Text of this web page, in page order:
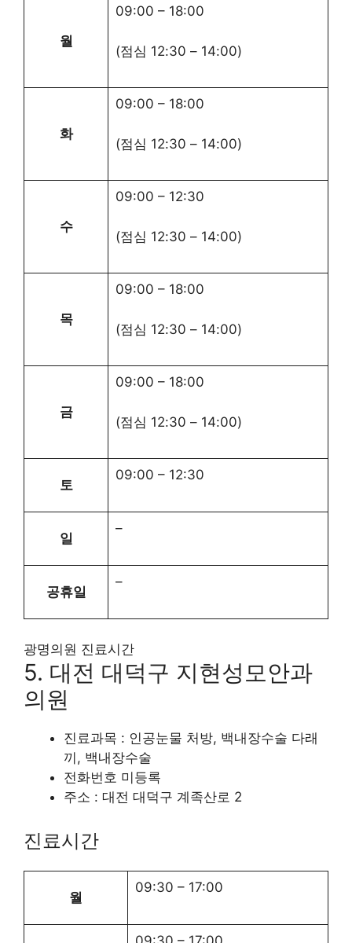
월
09:00 – 18:00
(점심 12:30 – 14:00)
화
09:00 – 18:00
(점심 12:30 – 14:00)
수
09:00 – 12:30
(점심 12:30 – 14:00)
목
09:00 – 18:00
(점심 12:30 – 14:00)
금
09:00 – 18:00
(점심 12:30 – 14:00)
토
09:00 – 12:30
일
–
공휴일
–
광명의원 진료시간
5. 대전 대덕구 지현성모안과
의원
진료과목 : 인공눈물 처방, 백내장수술 다래
끼, 백내장수술
전화번호 미등록
주소 : 대전 대덕구 계족산로 2
진료시간
월
09:30 – 17:00